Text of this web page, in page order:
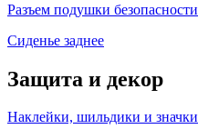
Разъем подушки безопасности
Сиденье заднее
Защита и декор
Наклейки, шильдики и значки